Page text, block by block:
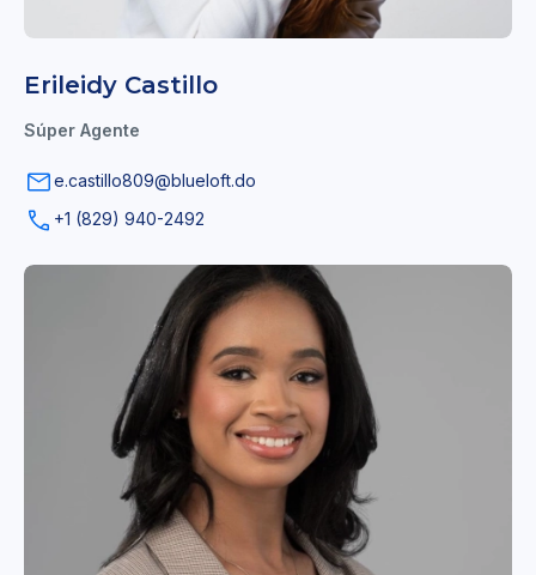
Erileidy Castillo
Súper Agente
e.castillo809@blueloft.do
+1 (829) 940-2492